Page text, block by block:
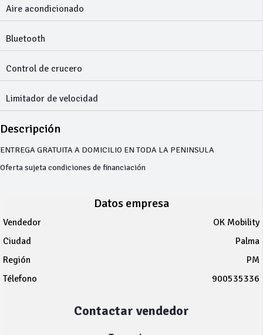
Aire acondicionado
Bluetooth
Control de crucero
Limitador de velocidad
Descripción
ENTREGA GRATUITA A DOMICILIO EN TODA LA PENINSULA
Oferta sujeta condiciones de financiación
Datos empresa
Vendedor
OK Mobility
Ciudad
Palma
Región
PM
Télefono
900535336
Contactar vendedor